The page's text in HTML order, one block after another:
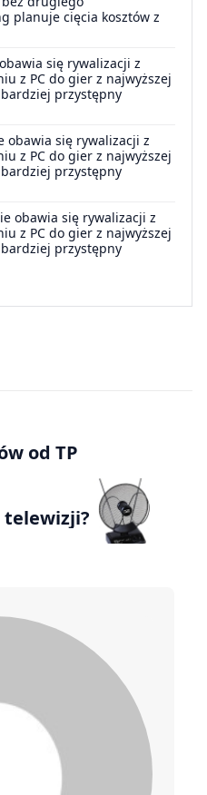
planuje cięcia kosztów z
się rywalizacji z
z PC do gier z najwyższej
przystępny
obawia się rywalizacji z
z PC do gier z najwyższej
przystępny
obawia się rywalizacji z
z PC do gier z najwyższej
przystępny
od TP
telewizji?